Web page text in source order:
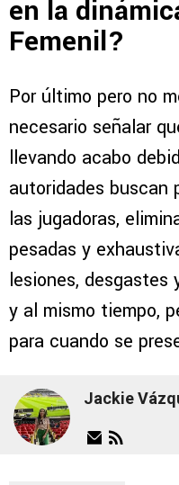
en la
Femenil?
Por último pero no
necesario señalar
llevando acabo
autoridades buscan
las jugadoras,
pesadas y
lesiones, desgastes
y al mismo tiempo,
para cuando se
Jackie